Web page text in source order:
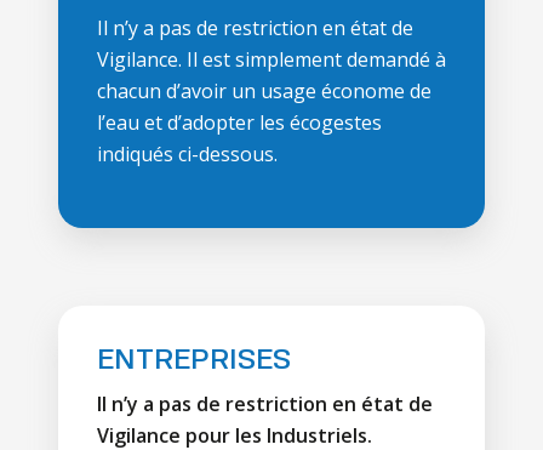
Il n’y a pas de restriction en état de
Vigilance. Il est simplement demandé à
chacun d’avoir un usage économe de
l’eau et d’adopter les écogestes
indiqués ci-dessous.
ENTREPRISES
Il n’y a pas de restriction en état de
Vigilance pour les Industriels.